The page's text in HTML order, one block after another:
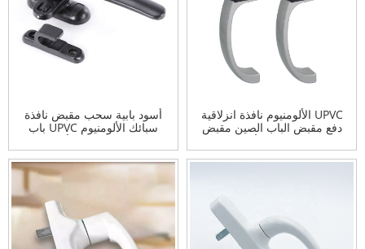
أسود بابية سحب مقبض نافذة
سبائك الألومنيوم UPVC باب
ونافذة مقابض الأجهزة
UPVC الألومنيوم نافذة انزلاقية
دفع مقبض الباب الصين مقبض
نافذة سبائك الألومنيوم